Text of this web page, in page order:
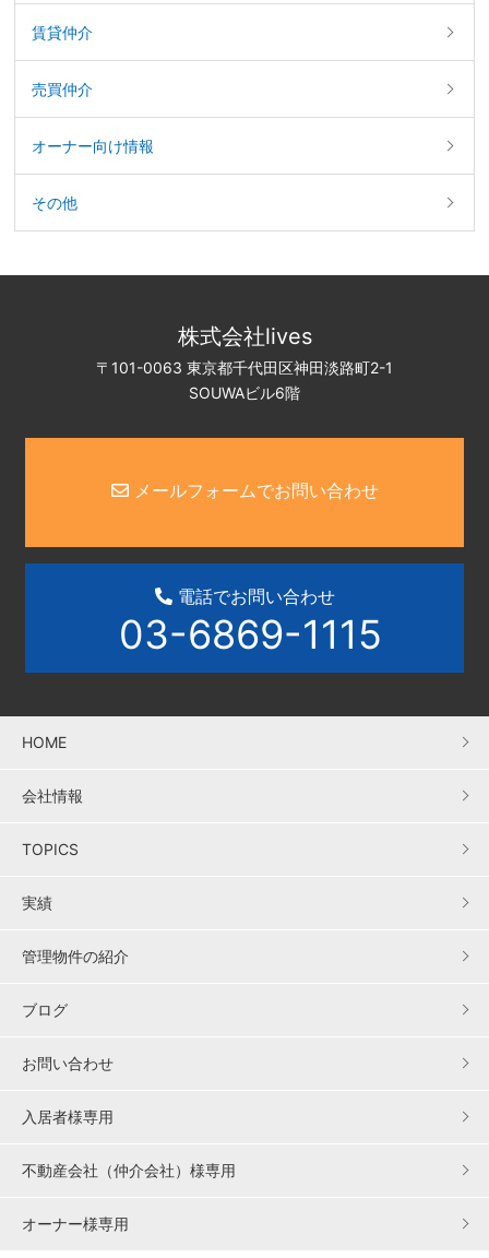
賃貸仲介
売買仲介
オーナー向け情報
その他
株式会社lives
〒101-0063 東京都千代田区神田淡路町2-1
SOUWAビル6階
メールフォームでお問い合わせ
電話でお問い合わせ
03-6869-1115
HOME
会社情報
TOPICS
実績
管理物件の紹介
ブログ
お問い合わせ
入居者様専用
不動産会社（仲介会社）様専用
オーナー様専用